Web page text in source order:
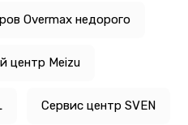
Overmax недорого
центр Meizu
Сервис центр SVEN